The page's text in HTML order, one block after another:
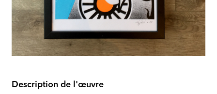
Description de l'œuvre